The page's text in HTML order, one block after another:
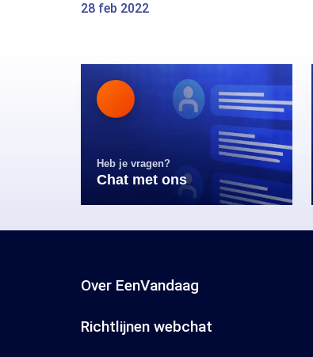
28 feb 2022
Heb je vragen?
Chat met ons
Over EenVandaag
Richtlijnen webchat